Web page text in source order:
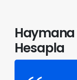
Haymana
Hesapla